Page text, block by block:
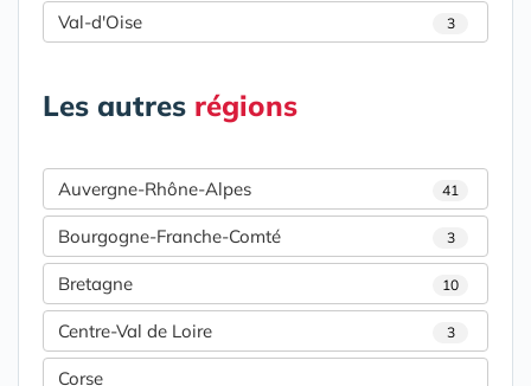
Val-d'Oise 3
Les autres régions
Auvergne-Rhône-Alpes 41
Bourgogne-Franche-Comté 3
Bretagne 10
Centre-Val de Loire 3
Corse